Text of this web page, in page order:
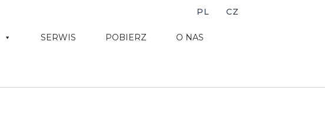
PL CZ
SERWIS POBIERZ O NAS